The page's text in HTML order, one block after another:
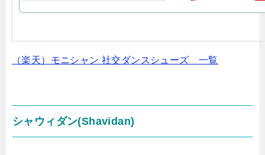
（楽天）モニシャン 社交ダンスシューズ 一覧
シャウィダン(Shavidan)